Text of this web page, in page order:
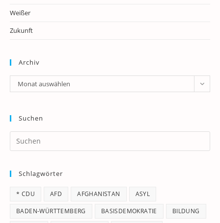
Weißer
Zukunft
Archiv
Archiv
Monat auswählen
Suchen
Schlagwörter
* CDU AFD AFGHANISTAN ASYL
BADEN-WÜRTTEMBERG BASISDEMOKRATIE BILDUNG